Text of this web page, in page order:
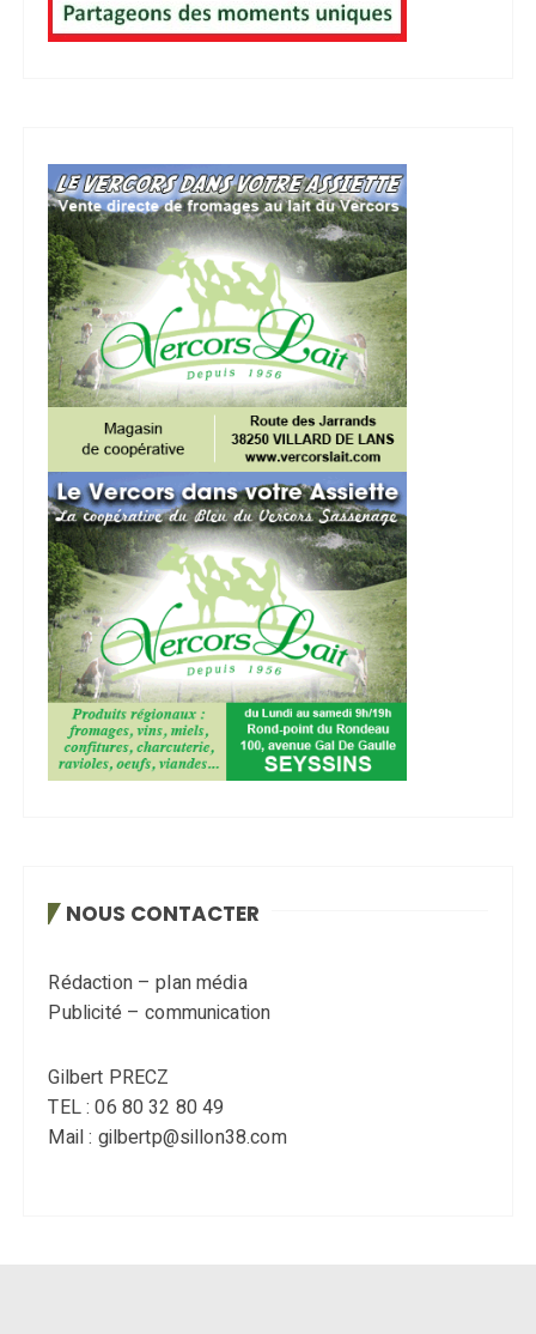
NOUS CONTACTER
Rédaction – plan média
Publicité – communication
Gilbert PRECZ
TEL : 06 80 32 80 49
Mail : gilbertp@sillon38.com